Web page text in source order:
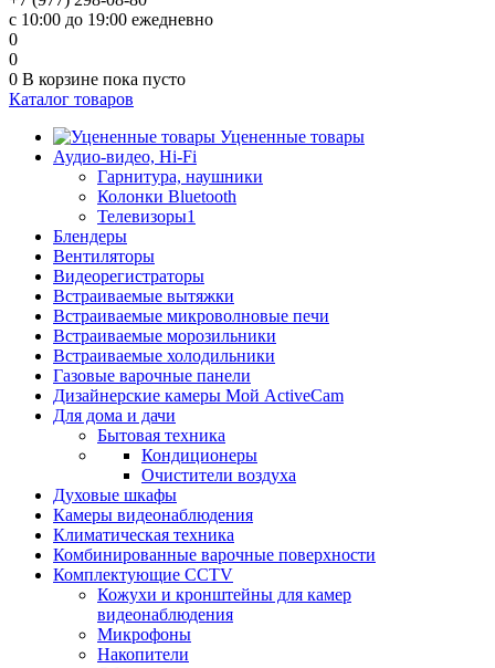
с 10:00 до 19:00 ежедневно
0
0
0 В корзине пока пусто
Каталог товаров
Уцененные товары
Аудио-видео, Hi-Fi
Гарнитура, наушники
Колонки Bluetooth
Телевизоры1
Блендеры
Вентиляторы
Видеорегистраторы
Встраиваемые вытяжки
Встраиваемые микроволновые печи
Встраиваемые морозильники
Встраиваемые холодильники
Газовые варочные панели
Дизайнерские камеры Мой ActiveCam
Для дома и дачи
Бытовая техника
Кондиционеры
Очистители воздуха
Духовые шкафы
Камеры видеонаблюдения
Климатическая техника
Комбинированные варочные поверхности
Комплектующие CCTV
Кожухи и кронштейны для камер
видеонаблюдения
Микрофоны
Накопители